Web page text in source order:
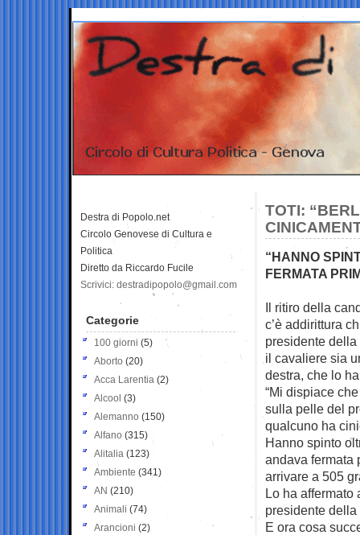
TOTI:
“HANNO
FERMATA
Il ritiro della
c’è addirittura
presidente
il cavaliere sia
destra, che lo
“Mi dispiace
sulla pelle del
qualcuno ha
Hanno spinto
andava fermata
arrivare a 505
Lo ha affermato
presidente
E ora cosa
Destra di Popolo.net
Circolo Genovese di Cultura e
Politica
Diretto da Riccardo Fucile
Scrivici: destradipopolo@gmail.com
Categorie
100 giorni (5)
Aborto (20)
Acca Larentia (2)
Alcool (3)
Alemanno (150)
Alfano (315)
Alitalia (123)
Ambiente (341)
AN (210)
Animali (74)
Arancioni (2)